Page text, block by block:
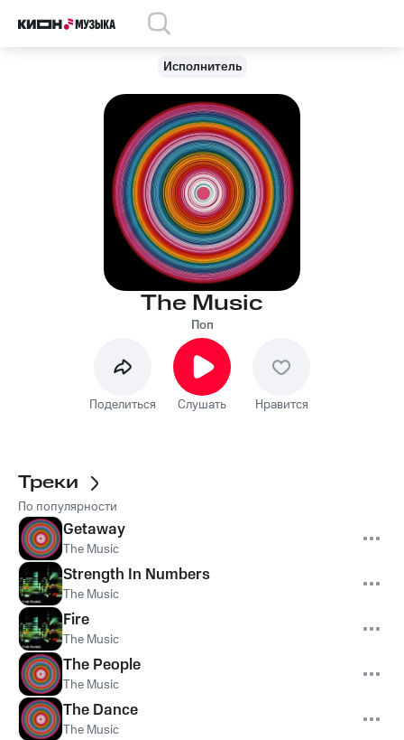
Исполнитель
The Music
Поп
Поделиться Слушать Нравится
Треки
По популярности
Getaway
The Music
Strength In Numbers
The Music
Fire
The Music
The People
The Music
The Dance
The Music